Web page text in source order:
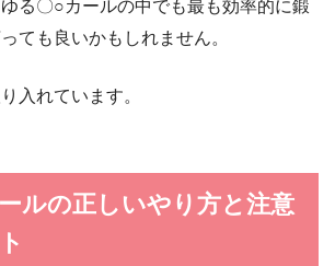
る〇○カールの中でも最も効率的に鍛
ても良いかもしれません。
入れています。
ルの正しいやり方と注意